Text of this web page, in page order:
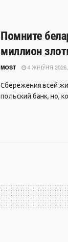
Помните
миллион
MOST 4 ЖНІЎНЯ 2026,
Сбережения всей
польский банк, но,